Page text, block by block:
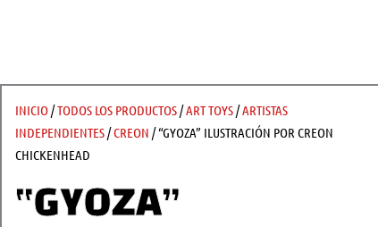
INICIO/TODOS LOS PRODUCTOS/ART TOYS/ARTISTAS
INDEPENDIENTES/CREON / “GYOZA” ILUSTRACIÓN POR CREON
CHICKENHEAD
“GYOZA”